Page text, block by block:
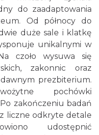
do zaadaptowania
Od północy do
duże sale i klatkę
unikalnymi w
czoło wysuwa się
zakonnic oraz
prezbiterium.
pochówki
zakończeniu badań
liczne odkryte detale
udostępnić